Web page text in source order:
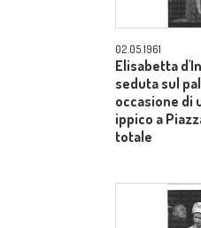
02.05.1961
Elisabetta
seduta sul
occasione di
ippico a
totale